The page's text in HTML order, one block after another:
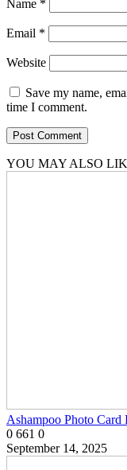
Name *
Email *
Website
Save my name,
time I comment.
YOU MAY ALSO
Ashampoo Photo
0 661 0
September 14, 2025